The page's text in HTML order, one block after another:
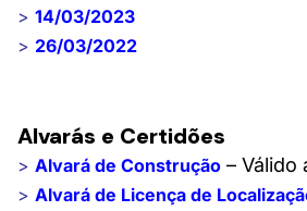
> 14/03/2023
> 26/03/2022
Alvarás e Certidões
> Alvará de Construção – Válido
> Alvará de Licença de